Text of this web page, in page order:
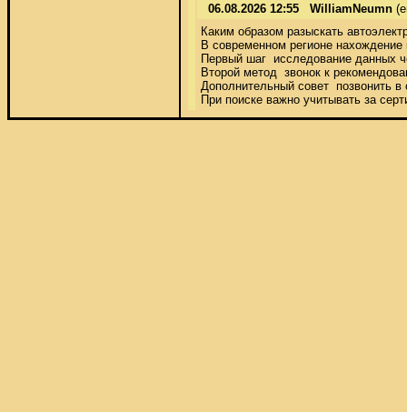
06.08.2026 12:55 WilliamNeumn
Каким образом разыскать
В современном регионе нахождение
Первый шаг  исследование данных
Второй метод  звонок к
Дополнительный совет  позвонить
При поиске важно учитывать за